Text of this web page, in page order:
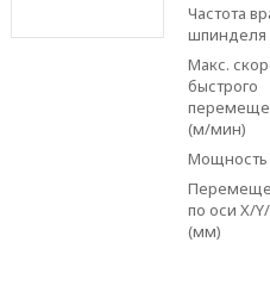
Частота
Макс.
быстрого
(м/мин)
Мощность
по оси X/
(мм)